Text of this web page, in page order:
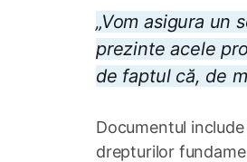
„Vom asigura un
prezinte acele
de faptul că, de
Documentul
drepturilor